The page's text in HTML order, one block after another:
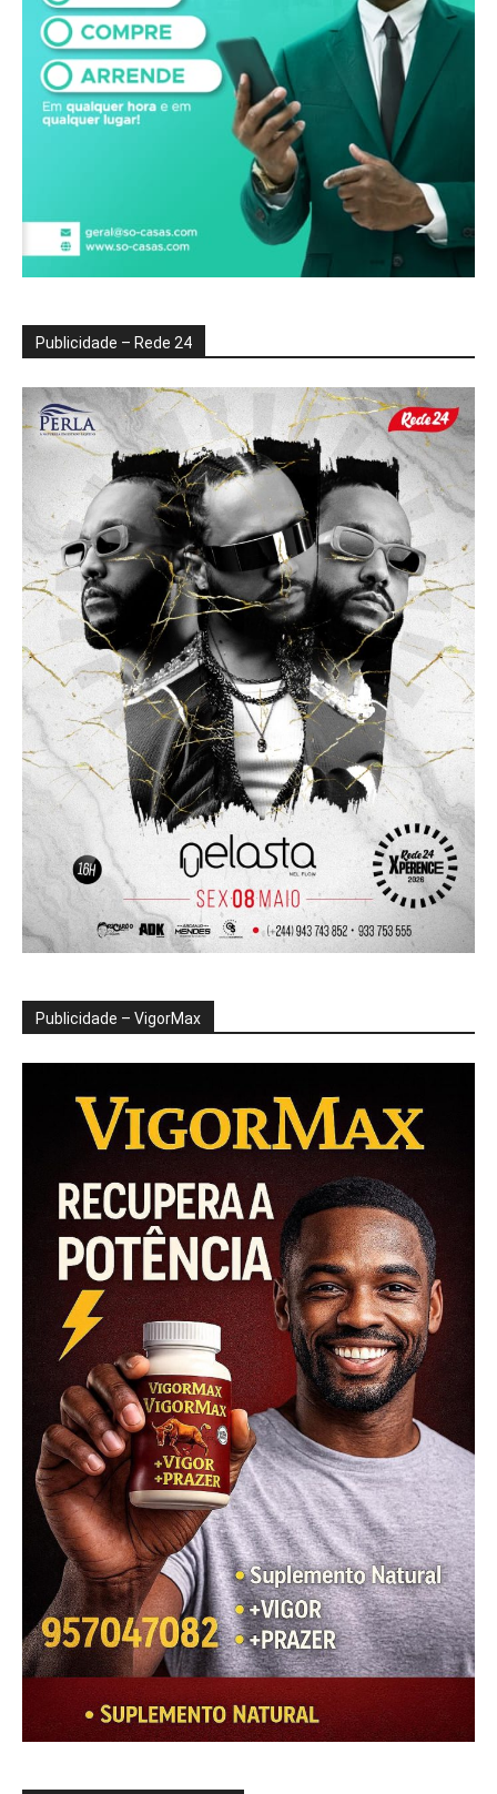
Publicidade – Rede 24
Publicidade – VigorMax